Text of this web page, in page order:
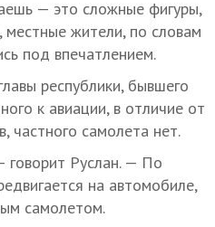
— это сложные фигуры,
жители, по словам
под впечатлением.
республики, бывшего
к авиации, в отличие от
частного самолета нет.
говорит Руслан. — По
на автомобиле,
самолетом.